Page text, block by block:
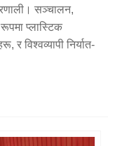
सञ्चालन,
प्लास्टिक
र विश्वव्यापी निर्यात-